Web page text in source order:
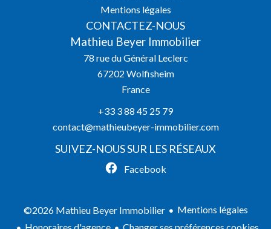
Mentions légales
CONTACTEZ-NOUS
Mathieu Beyer Immobilier
78 rue du Général Leclerc
67202 Wolfisheim
France
+33 3 88 45 25 79
contact@mathieubeyer-immobilier.com
SUIVEZ-NOUS SUR LES RÉSEAUX
Facebook
©2026 Mathieu Beyer Immobilier
Mentions légales